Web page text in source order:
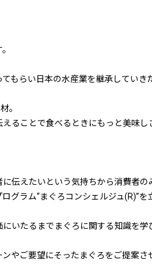
もらい日本の水産業を継承していき
。
ることで食べるときにもっと美味し
伝えたいという気持ちから消費者
グラム“まぐろコンシェルジュ(R)”を
いたるまでまぐろに関する知識を学
やご要望にそったまぐろをご提案